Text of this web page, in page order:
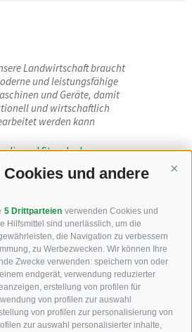
und andere
5 Drittparteien verwenden Cookies und
Hilfsmittel sind unerlässlich, um die
die Navigation zu verbessern
zu Werbezwecken. Wir können Ihre
Zwecke verwenden: speichern von oder
endgerät, verwendung reduzierter
erstellung von profilen für
von profilen zur auswahl
von profilen zur personalisierung von
zur auswahl personalisierter inhalte,
Landwirtschaft braucht
und leistungsfähige
und Geräte, damit
und wirtschaftlich
werden kann
Staudacher -
Geräte zu erleichtern.
Unterhuber - Verkauf